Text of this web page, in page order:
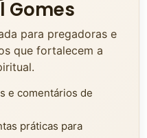
Gomes
para pregadoras e
que fortalecem a
e comentários de
práticas para